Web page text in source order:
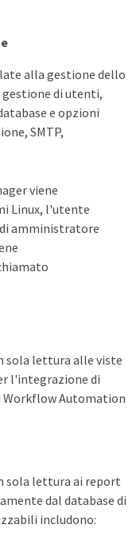
alla gestione dello
di utenti,
e opzioni
SMTP,
viene
Linux, l'utente
amministratore
sola lettura alle viste
l'integrazione di
Workflow Automation
sola lettura ai report
dal database di
includono: